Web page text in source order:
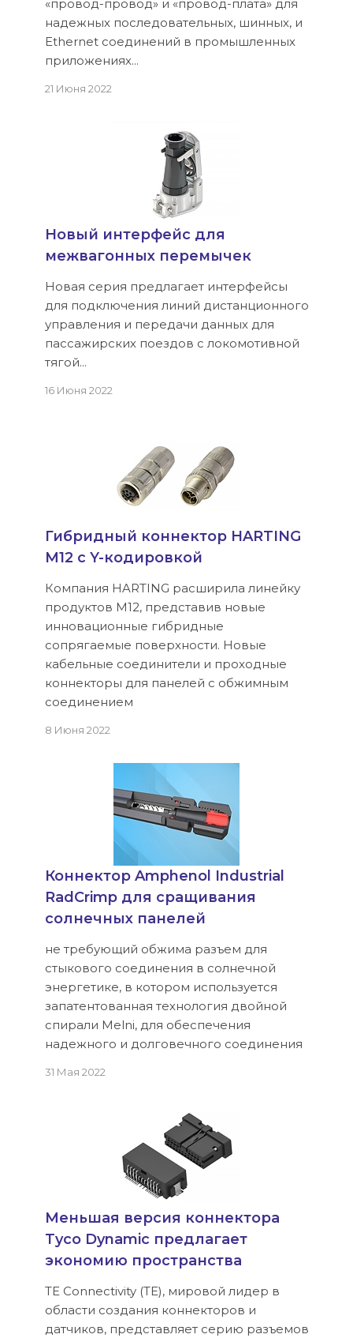
«провод-провод» и «провод-плата» для
надежных последовательных, шинных, и
Ethernet соединений в промышленных
приложениях...
21 Июня 2022
Новый интерфейс для
межвагонных перемычек
Новая серия предлагает интерфейсы
для подключения линий дистанционного
управления и передачи данных для
пассажирских поездов с локомотивной
тягой...
16 Июня 2022
Гибридный коннектор HARTING
M12 с Y-кодировкой
Компания HARTING расширила линейку
продуктов M12, представив новые
инновационные гибридные
сопрягаемые поверхности. Новые
кабельные соединители и проходные
коннекторы для панелей с обжимным
соединением
8 Июня 2022
Коннектор Amphenol Industrial
RadCrimp для сращивания
солнечных панелей
не требующий обжима разъем для
стыкового соединения в солнечной
энергетике, в котором используется
запатентованная технология двойной
спирали Melni, для обеспечения
надежного и долговечного соединения
31 Мая 2022
Меньшая версия коннектора
Tyco Dynamic предлагает
экономию пространства
TE Connectivity (TE), мировой лидер в
области создания коннекторов и
датчиков, представляет серию разъемов